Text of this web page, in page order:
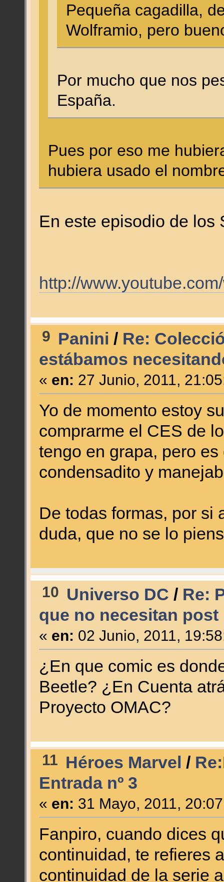
Pequeña cagadilla,
Wolframio, pero
Por mucho que nos
España.
Pues por eso me
hubiera usado el
En este episodio de los
http://
9 Panini / Re:
estábamos
« en: 27 Junio, 2011,
Yo de momento estoy
comprarme el CES de
tengo en grapa, pero
condensadito y
De todas formas, por si
duda, que no se lo
10 Universo DC / Re:
que no necesitan post
« en: 02 Junio, 2011,
¿En que comic es
Beetle? ¿En Cuenta
Proyecto OMAC?
11 Héroes Marvel /
Entrada nº 3
« en: 31 Mayo, 2011,
Fanpiro, cuando dices
continuidad, te refieres
continuidad de la serie